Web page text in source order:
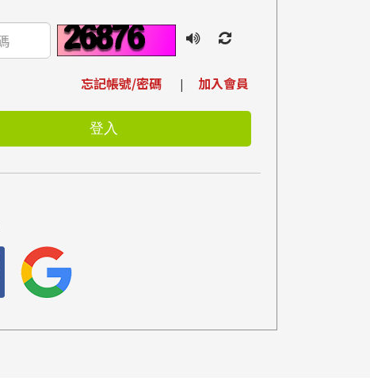
忘記帳號/密碼 | 加入會員